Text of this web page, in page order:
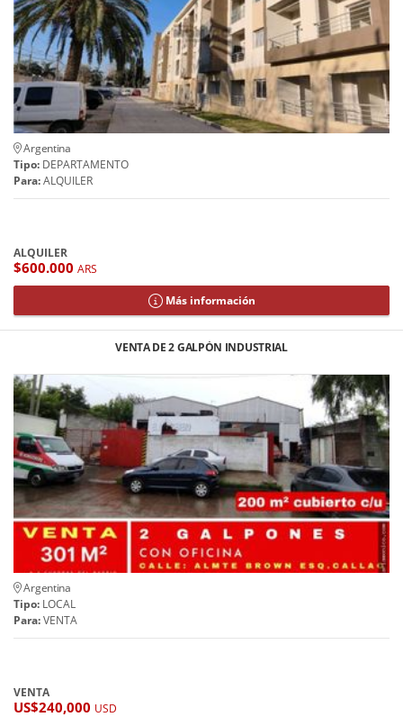
Argentina
Tipo: DEPARTAMENTO
Para:ALQUILER
ALQUILER
$600.000 ARS
Más información
VENTA DE 2 GALPÓN INDUSTRIAL
Argentina
Tipo: LOCAL
Para:VENTA
VENTA
US$240,000 USD